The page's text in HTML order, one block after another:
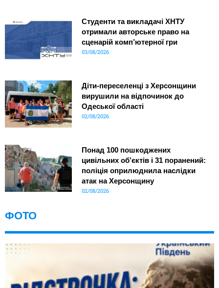
Студенти та викладачі ХНТУ
отримали авторське право на
сценарій комп’ютерної гри
03/08/2026
Діти-переселенці з Херсонщини
вирушили на відпочинок до
Одеської області
02/08/2026
Понад 100 пошкоджених
цивільних об’єктів і 31 поранений:
поліція оприлюднила наслідки
атак на Херсонщину
02/08/2026
ФОТО